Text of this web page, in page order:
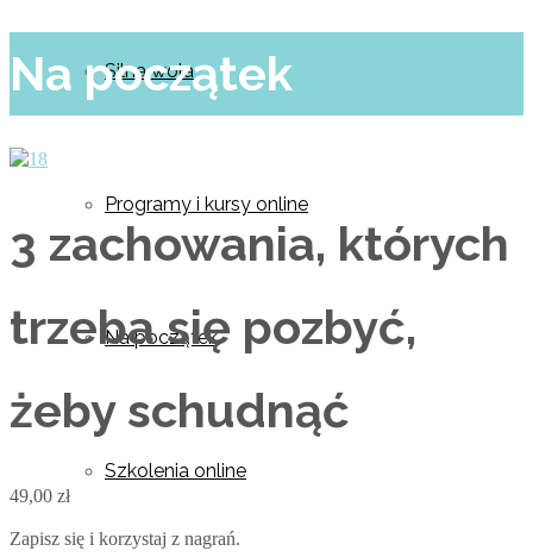
Silna wola
Programy i kursy online
Na początek
Szkolenia online
Na początek
3 zachowania, których
trzeba się pozbyć,
żeby schudnąć
49,00 zł
Zapisz się i korzystaj z nagrań.